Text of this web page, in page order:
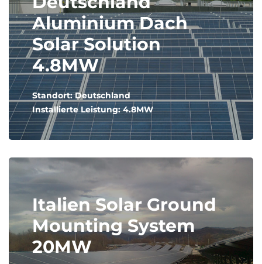
Aluminium Dach
Solar Solution
4.8MW
Standort: Deutschland
Installierte Leistung: 4.8MW
Italien Solar Ground
Mounting System
20MW